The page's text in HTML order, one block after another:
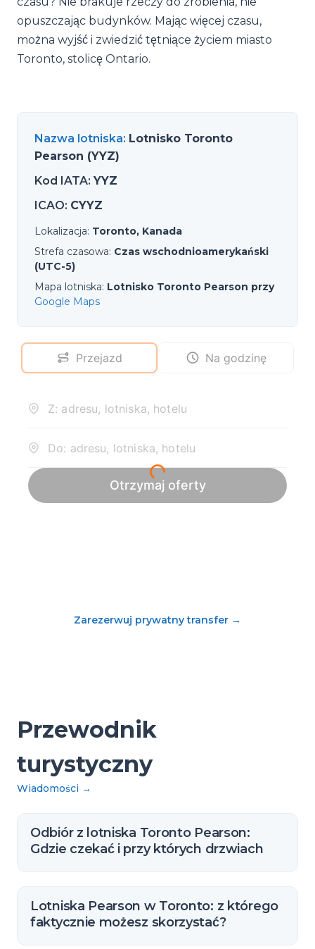
opuszczając budynków. Mając więcej czasu,
można wyjść i zwiedzić tętniące życiem miasto
Toronto, stolicę Ontario.
Nazwa lotniska: Lotnisko Toronto
Pearson (YYZ)
Kod IATA: YYZ
ICAO: CYYZ
Lokalizacja: Toronto, Kanada
Strefa czasowa: Czas wschodnioamerykański
(UTC-5)
Mapa lotniska: Lotnisko Toronto Pearson przy
Google Maps
Zarezerwuj prywatny transfer →
Przewodnik
turystyczny
Wiadomości →
Odbiór z lotniska Toronto Pearson:
Gdzie czekać i przy których drzwiach
Lotniska Pearson w Toronto: z którego
faktycznie możesz skorzystać?